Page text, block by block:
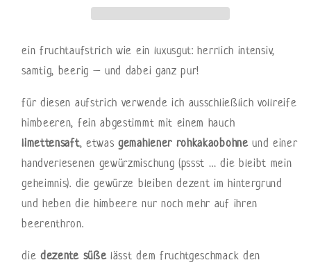
ein fruchtaufstrich wie ein luxusgut: herrlich intensiv,
samtig, beerig – und dabei ganz pur!
für diesen aufstrich verwende ich ausschließlich vollreife
himbeeren, fein abgestimmt mit einem hauch
limettensaft, etwasgemahlener rohkakaobohneund einer
handverlesenen gewürzmischung (pssst … die bleibt mein
geheimnis). die gewürze bleiben dezent im hintergrund
und heben die himbeere nur noch mehr auf ihren
beerenthron.
diedezente süßelässt dem fruchtgeschmack den